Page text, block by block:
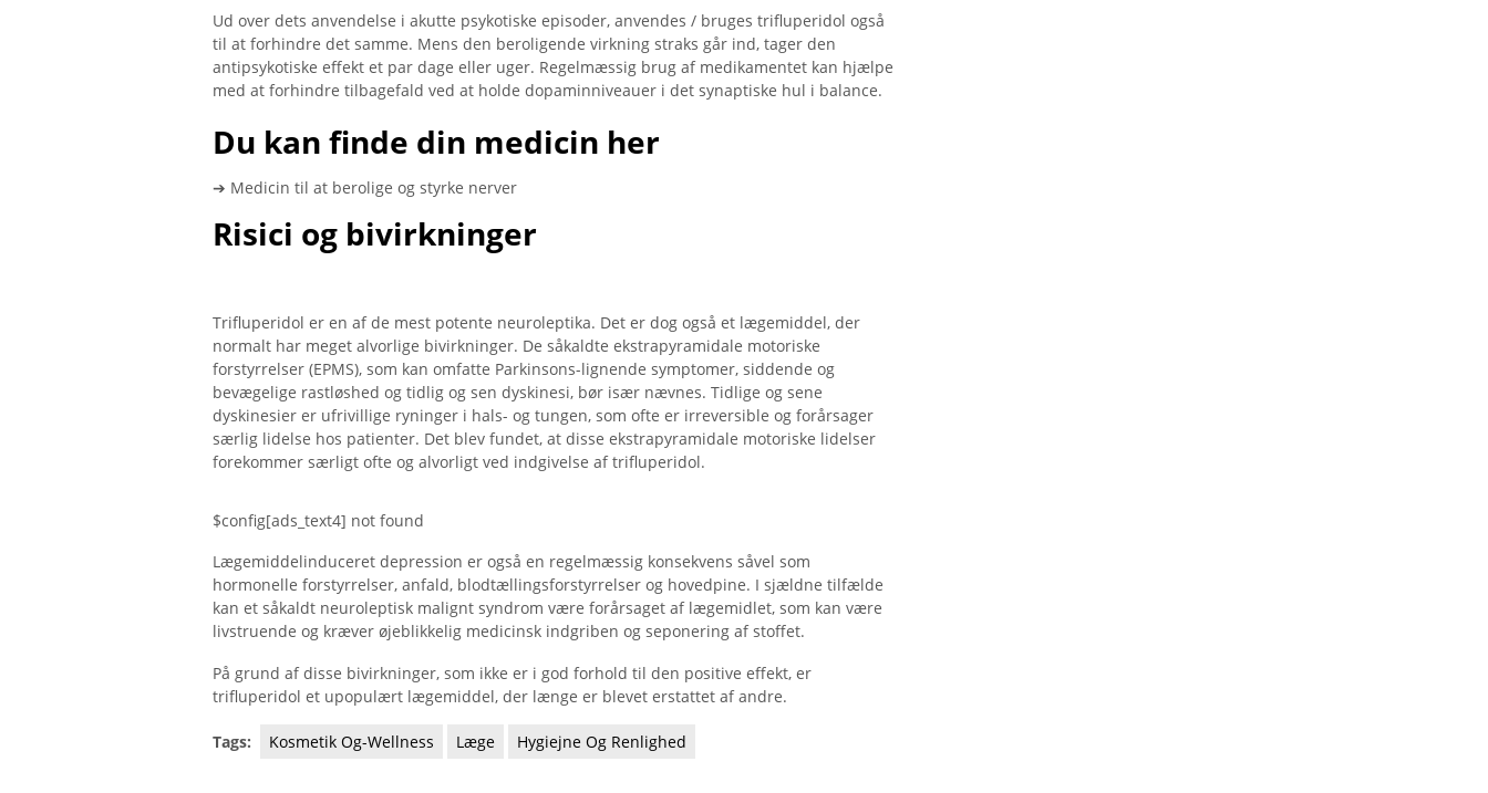
Ud over dets anvendelse i akutte psykotiske episoder, anvendes / bruges trifluperidol også
til at forhindre det samme. Mens den beroligende virkning straks går ind, tager den
antipsykotiske effekt et par dage eller uger. Regelmæssig brug af medikamentet kan hjælpe
med at forhindre tilbagefald ved at holde dopaminniveauer i det synaptiske hul i balance.
Du kan finde din medicin her
➔ Medicin til at berolige og styrke nerver
Risici og bivirkninger
Trifluperidol er en af ​​de mest potente neuroleptika. Det er dog også et lægemiddel, der
normalt har meget alvorlige bivirkninger. De såkaldte ekstrapyramidale motoriske
forstyrrelser (EPMS), som kan omfatte Parkinsons-lignende symptomer, siddende og
bevægelige rastløshed og tidlig og sen dyskinesi, bør især nævnes. Tidlige og sene
dyskinesier er ufrivillige ryninger i hals- og tungen, som ofte er irreversible og forårsager
særlig lidelse hos patienter. Det blev fundet, at disse ekstrapyramidale motoriske lidelser
forekommer særligt ofte og alvorligt ved indgivelse af trifluperidol.
$config[ads_text4] not found
Lægemiddelinduceret depression er også en regelmæssig konsekvens såvel som
hormonelle forstyrrelser, anfald, blodtællingsforstyrrelser og hovedpine. I sjældne tilfælde
kan et såkaldt neuroleptisk malignt syndrom være forårsaget af lægemidlet, som kan være
livstruende og kræver øjeblikkelig medicinsk indgriben og seponering af stoffet.
På grund af disse bivirkninger, som ikke er i god forhold til den positive effekt, er
trifluperidol et upopulært lægemiddel, der længe er blevet erstattet af andre.
Tags: Kosmetik Og-Wellness Læge Hygiejne Og Renlighed